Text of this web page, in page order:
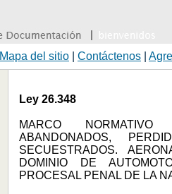
Mapa del sitio Contáctenos
Ley 26.348
MARCO NORMATIVO
ABANDONADOS,
SECUESTRADOS.
DOMINIO DE
PROCESAL PENAL DE LA